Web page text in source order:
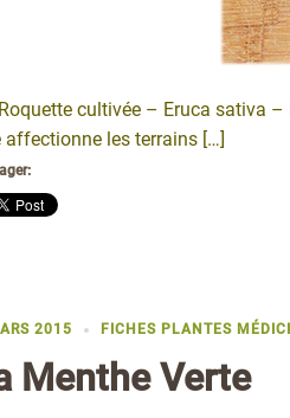
cultivée – Eruca sativa
affectionne les terrains […]
2015 FICHES PLANTES
Menthe Verte